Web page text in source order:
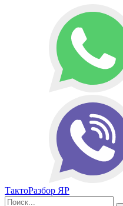
ТактоРазбор ЯР